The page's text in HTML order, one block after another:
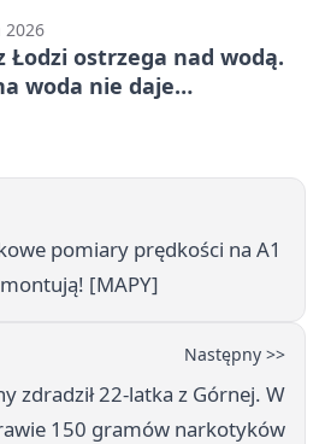
Łodzi ostrzega nad wodą.
woda nie daje
pomiary prędkości na A1
[MAPY]
Następny >>
zdradził 22-latka z Górnej. W
150 gramów narkotyków